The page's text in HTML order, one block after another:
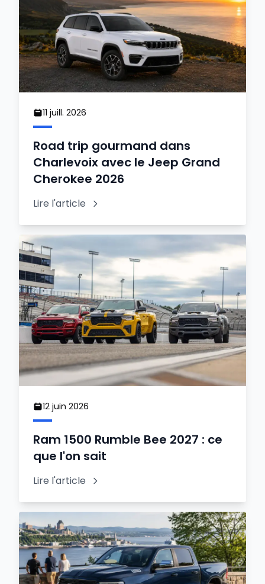
11 juill. 2026
Road trip gourmand dans
Charlevoix avec le Jeep Grand
Cherokee 2026
Lire l'article
12 juin 2026
Ram 1500 Rumble Bee 2027 : ce
que l'on sait
Lire l'article